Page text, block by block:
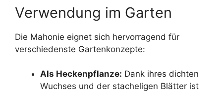
Verwendung im Garten
Die Mahonie eignet sich hervorragend für
verschiedenste Gartenkonzepte:
Als Heckenpflanze: Dank ihres dichten
Wuchses und der stacheligen Blätter ist